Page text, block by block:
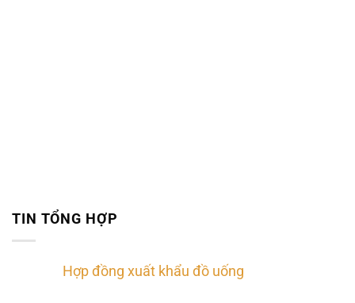
TIN TỔNG HỢP
Hợp đồng xuất khẩu đồ uống